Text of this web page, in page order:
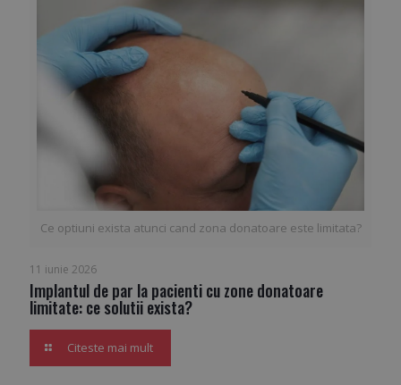
Ce optiuni exista atunci cand zona donatoare este limitata?
11 iunie 2026
Implantul de par la pacienti cu zone donatoare
limitate: ce solutii exista?
Citeste mai mult